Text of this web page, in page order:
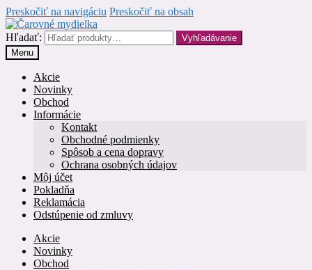
Preskočiť na navigáciu Preskočiť na obsah
Hľadať:
Vyhľadávanie
Menu
Akcie
Novinky
Obchod
Informácie
Kontakt
Obchodné podmienky
Spôsob a cena dopravy
Ochrana osobných údajov
Môj účet
Pokladňa
Reklamácia
Odstúpenie od zmluvy
Akcie
Novinky
Obchod